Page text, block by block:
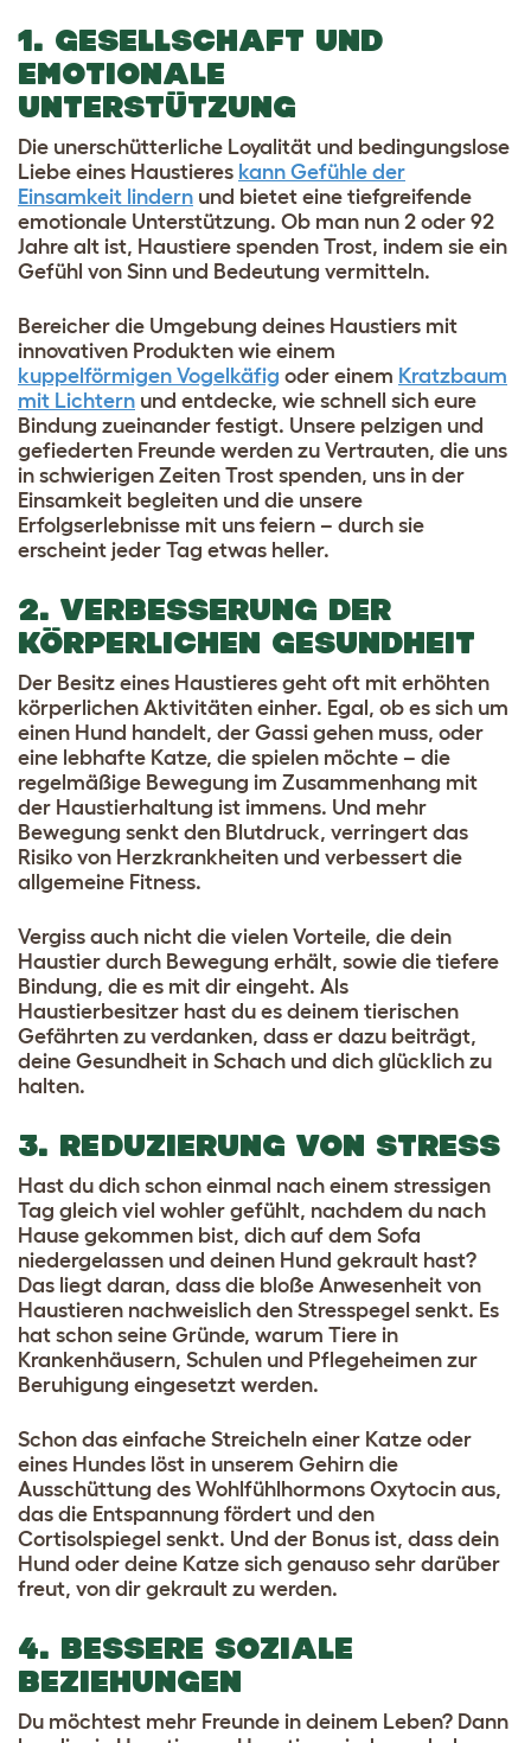
1. GESELLSCHAFT UND
EMOTIONALE
UNTERSTÜTZUNG
Die unerschütterliche Loyalität und bedingungslose
Liebe eines Haustieres kann Gefühle der
Einsamkeit lindern und bietet eine tiefgreifende
emotionale Unterstützung. Ob man nun 2 oder 92
Jahre alt ist, Haustiere spenden Trost, indem sie ein
Gefühl von Sinn und Bedeutung vermitteln.
Bereicher die Umgebung deines Haustiers mit
innovativen Produkten wie einem
kuppelförmigen Vogelkäfig oder einem Kratzbaum
mit Lichtern und entdecke, wie schnell sich eure
Bindung zueinander festigt. Unsere pelzigen und
gefiederten Freunde werden zu Vertrauten, die uns
in schwierigen Zeiten Trost spenden, uns in der
Einsamkeit begleiten und die unsere
Erfolgserlebnisse mit uns feiern – durch sie
erscheint jeder Tag etwas heller.
2. VERBESSERUNG DER
KÖRPERLICHEN GESUNDHEIT
Der Besitz eines Haustieres geht oft mit erhöhten
körperlichen Aktivitäten einher. Egal, ob es sich um
einen Hund handelt, der Gassi gehen muss, oder
eine lebhafte Katze, die spielen möchte – die
regelmäßige Bewegung im Zusammenhang mit
der Haustierhaltung ist immens. Und mehr
Bewegung senkt den Blutdruck, verringert das
Risiko von Herzkrankheiten und verbessert die
allgemeine Fitness.
Vergiss auch nicht die vielen Vorteile, die dein
Haustier durch Bewegung erhält, sowie die tiefere
Bindung, die es mit dir eingeht. Als
Haustierbesitzer hast du es deinem tierischen
Gefährten zu verdanken, dass er dazu beiträgt,
deine Gesundheit in Schach und dich glücklich zu
halten.
3. REDUZIERUNG VON STRESS
Hast du dich schon einmal nach einem stressigen
Tag gleich viel wohler gefühlt, nachdem du nach
Hause gekommen bist, dich auf dem Sofa
niedergelassen und deinen Hund gekrault hast?
Das liegt daran, dass die bloße Anwesenheit von
Haustieren nachweislich den Stresspegel senkt. Es
hat schon seine Gründe, warum Tiere in
Krankenhäusern, Schulen und Pflegeheimen zur
Beruhigung eingesetzt werden.
Schon das einfache Streicheln einer Katze oder
eines Hundes löst in unserem Gehirn die
Ausschüttung des Wohlfühlhormons Oxytocin aus,
das die Entspannung fördert und den
Cortisolspiegel senkt. Und der Bonus ist, dass dein
Hund oder deine Katze sich genauso sehr darüber
freut, von dir gekrault zu werden.
4. BESSERE SOZIALE
BEZIEHUNGEN
Du möchtest mehr Freunde in deinem Leben? Dann